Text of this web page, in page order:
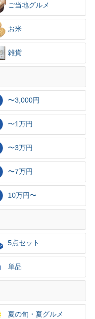
ご当地グルメ
お米
雑貨
〜3,000円
〜1万円
〜3万円
〜7万円
10万円〜
5点セット
単品
夏の旬・夏グルメ